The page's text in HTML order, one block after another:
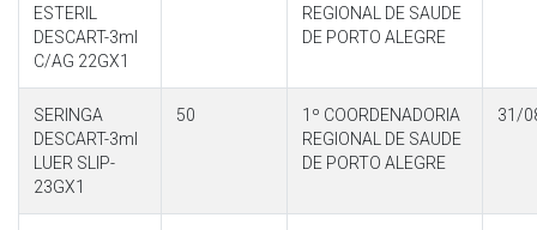
ESTERIL
DESCART-3ml
C/AG 22GX1
REGIONAL DE SAUDE
DE PORTO ALEGRE
SERINGA
DESCART-3ml
LUER SLIP-
23GX1
50
1º COORDENADORIA
REGIONAL DE SAUDE
DE PORTO ALEGRE
31/